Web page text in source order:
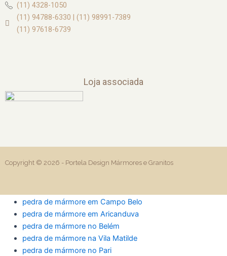
(11) 4328-1050
(11) 94788-6330 | (11) 98991-7389
(11) 97618-6739
Loja associada
Copyright © 2026 - Portela Design Mármores e Granitos
pedra de mármore em Campo Belo
pedra de mármore em Aricanduva
pedra de mármore no Belém
pedra de mármore na Vila Matilde
pedra de mármore no Pari